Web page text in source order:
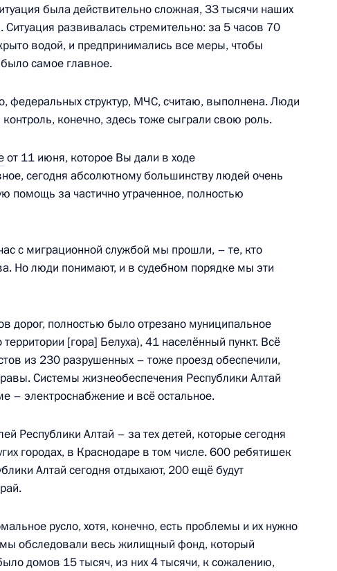
комитете
поручений, данных
приёмной Президента
приёмной Президента
поручений, данных
приёмной Президента
поручений, данных
Президента
была действительно сложная, 33 тысячи наших
Ситуация развивалась стремительно: за 5 часов 70
водой, и предпринимались все меры, чтобы
самое главное.
федеральных структур, МЧС, считаю, выполнена. Люди
конечно, здесь тоже сыграли свою роль.
от 11 июня, которое Вы дали в ходе
сегодня абсолютному большинству людей очень
помощь за частично утраченное, полностью
с миграционной службой мы прошли, – те, кто
Но люди понимают, и в судебном порядке мы эти
дорог, полностью было отрезано муниципальное
[гора] Белуха), 41 населённый пункт. Всё
из 230 разрушенных – тоже проезд обеспечили,
Системы жизнеобеспечения Республики Алтай
– электроснабжение и всё остальное.
Республики Алтай – за тех детей, которые сегодня
городах, в Краснодаре в том числе. 600 ребятишек
Алтай сегодня отдыхают, 200 ещё будут
русло, хотя, конечно, есть проблемы и их нужно
обследовали весь жилищный фонд, который
домов 15 тысяч, из них 4 тысячи, к сожалению,